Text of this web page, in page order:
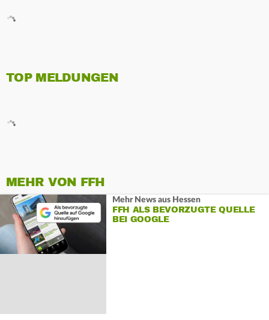
TOP MELDUNGEN
MEHR VON FFH
Mehr News aus Hessen
FFH ALS BEVORZUGTE QUELLE
BEI GOOGLE